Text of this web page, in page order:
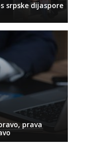
srpske dijaspore
prava